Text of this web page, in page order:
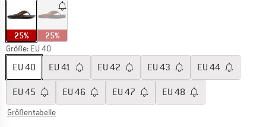
25% 25%
Größe: EU40
EU 40 EU 41 EU 42 EU 43 EU 44
EU 45 EU 46 EU 47 EU 48
Größentabelle